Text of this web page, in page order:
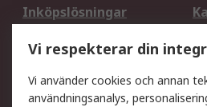
Inköpslösningar
DesignSpark
Ditt lokala säljteam
Vi respekterar din
Vi använder cookies och annan
användningsanalys,